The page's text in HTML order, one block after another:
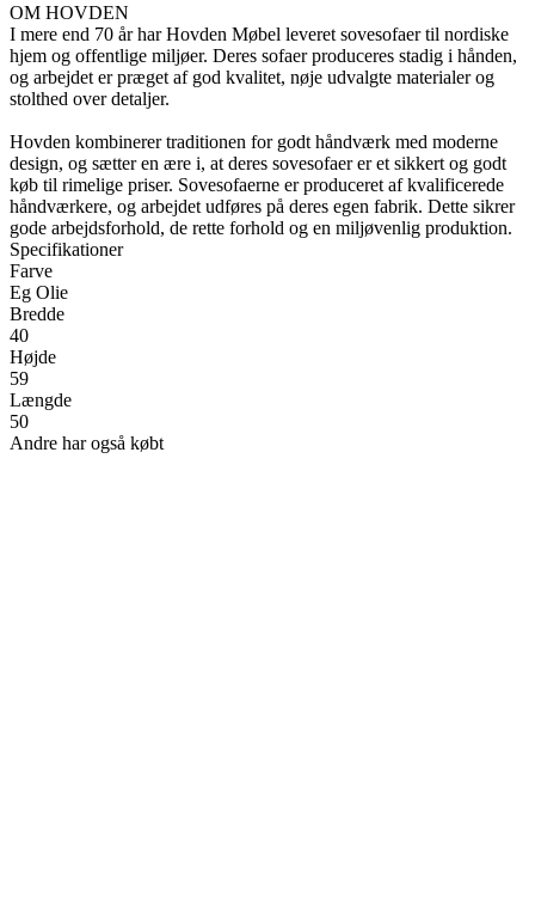
OM HOVDEN
I mere end 70 år har Hovden Møbel leveret sovesofaer til nordiske
hjem og offentlige miljøer. Deres sofaer produceres stadig i hånden,
og arbejdet er præget af god kvalitet, nøje udvalgte materialer og
stolthed over detaljer.
Hovden kombinerer traditionen for godt håndværk med moderne
design, og sætter en ære i, at deres sovesofaer er et sikkert og godt
køb til rimelige priser. Sovesofaerne er produceret af kvalificerede
håndværkere, og arbejdet udføres på deres egen fabrik. Dette sikrer
gode arbejdsforhold, de rette forhold og en miljøvenlig produktion.
Specifikationer
Farve
Eg Olie
Bredde
40
Højde
59
Længde
50
Andre har også købt